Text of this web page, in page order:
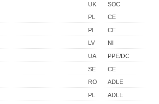
UK
SOC
PL
CE
PL
CE
LV
NI
UA
PPE/DC
SE
CE
RO
ADLE
PL
ADLE